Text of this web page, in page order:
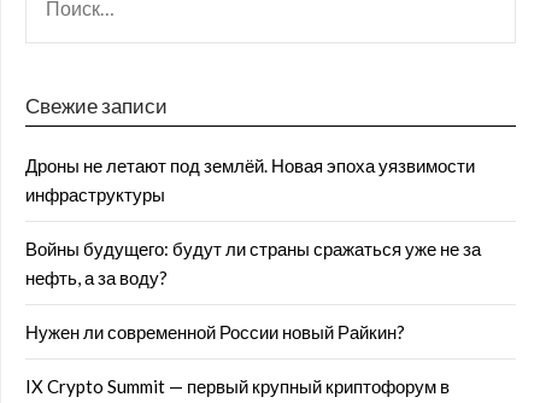
Свежие записи
Дроны не летают под землёй. Новая эпоха уязвимости
инфраструктуры
Войны будущего: будут ли страны сражаться уже не за
нефть, а за воду?
Нужен ли современной России новый Райкин?
IX Crypto Summit — первый крупный криптофорум в